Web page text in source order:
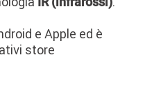
e Apple ed è
store